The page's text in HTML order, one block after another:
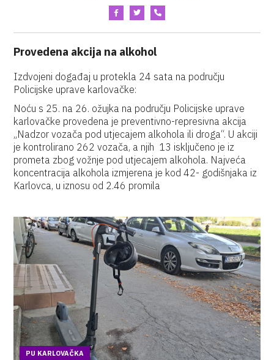
Provedena akcija na alkohol
Izdvojeni događaj u protekla 24 sata na području
Policijske uprave karlovačke:
Noću s 25. na 26. ožujka na području Policijske uprave
karlovačke provedena je preventivno-represivna akcija
„Nadzor vozača pod utjecajem alkohola ili droga“. U akciji
je kontrolirano 262 vozača, a njih 13 isključeno je iz
prometa zbog vožnje pod utjecajem alkohola. Najveća
koncentracija alkohola izmjerena je kod 42- godišnjaka iz
Karlovca, u iznosu od 2.46 promila
PU KARLOVAČKA